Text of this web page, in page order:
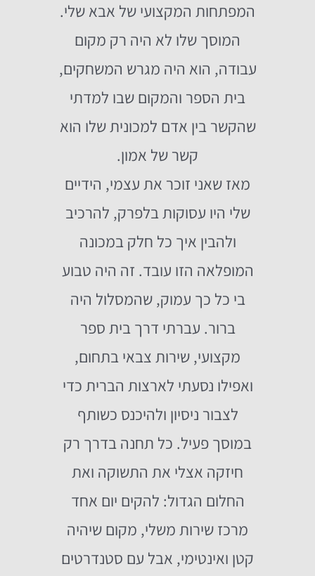
המפתחות המקצועי של אבא שלי.
המוסך שלו לא היה רק מקום
עבודה, הוא היה מגרש המשחקים,
בית הספר והמקום שבו למדתי
שהקשר בין אדם למכונית שלו הוא
קשר של אמון.
מאז שאני זוכר את עצמי, הידיים
שלי היו עסוקות בלפרק, להרכיב
ולהבין איך כל חלק במכונה
המופלאה הזו עובד. זה היה טבוע
בי כל כך עמוק, שהמסלול היה
ברור. עברתי דרך בית ספר
מקצועי, שירות צבאי בתחום,
ואפילו נסעתי לארצות הברית כדי
לצבור ניסיון ולהיכנס כשותף
במוסך פעיל. כל תחנה בדרך רק
חיזקה אצלי את התשוקה ואת
החלום הגדול: להקים יום אחד
מרכז שירות משלי, מקום שיהיה
קטן ואינטימי, אבל עם סטנדרטים